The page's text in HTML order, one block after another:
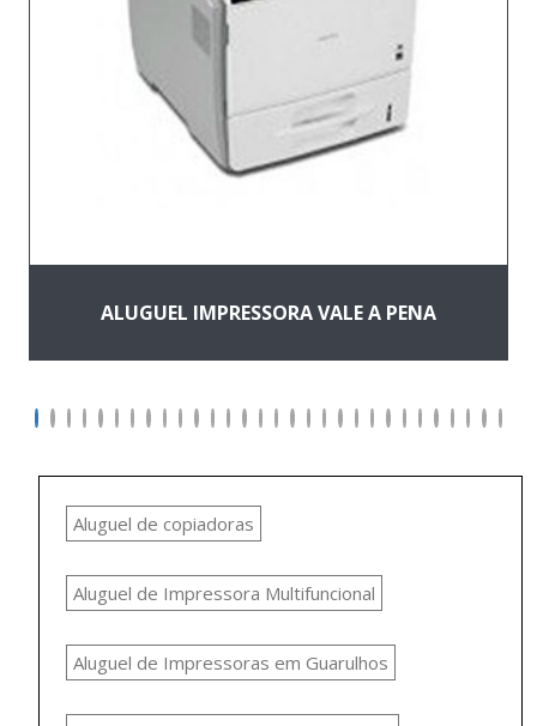
ALUGUEL IMPRESSORA VALE A PENA
Aluguel de copiadoras
Aluguel de Impressora Multifuncional
Aluguel de Impressoras em Guarulhos